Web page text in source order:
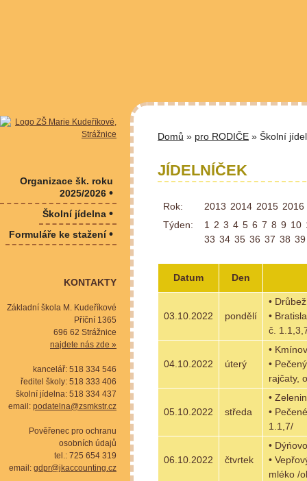
Domů » pro RODIČE » Školní
JÍDELNÍČEK
Rok: 2013 2014 2015 2016
Týden:
1 2 3 4 5 6 7 8 9 10
33 34 35 36 37 38 39
Datum Den
03.10.2022 pondělí
•
•
č.
04.10.2022 úterý
•
•
rajčaty,
05.10.2022 středa
•
•
1.1,7/
06.10.2022 čtvrtek
•
•
mléko /
Organizace šk. roku
2025/2026 •
Školní jídelna •
Formuláře ke stažení•
KONTAKTY
Základní škola M. Kudeříkové
Příční 1365
696 62 Strážnice
najdete nás zde »
kancelář: 518 334 546
ředitel školy: 518 333 406
školní jídelna: 518 334 437
email: podatelna@zsmkstr.cz
Pověřenec pro ochranu
osobních údajů
tel.: 725 654 319
email: gdpr@jkaccounting.cz